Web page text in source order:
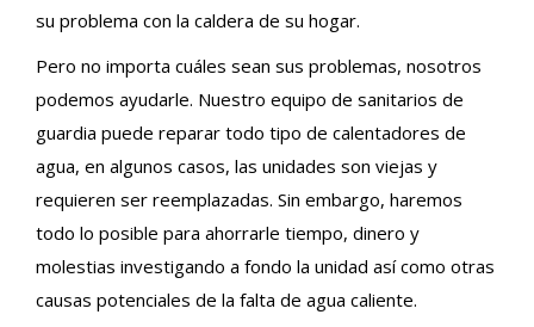
su problema con la caldera de su hogar.
Pero no importa cuáles sean sus problemas, nosotros
podemos ayudarle. Nuestro equipo de sanitarios de
guardia puede reparar todo tipo de calentadores de
agua, en algunos casos, las unidades son viejas y
requieren ser reemplazadas. Sin embargo, haremos
todo lo posible para ahorrarle tiempo, dinero y
molestias investigando a fondo la unidad así como otras
causas potenciales de la falta de agua caliente.